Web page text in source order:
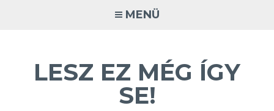
MENÜ
LESZ EZ MÉG ÍGY
SE!